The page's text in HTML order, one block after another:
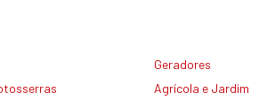
Geradores
Agrícola e Jardim